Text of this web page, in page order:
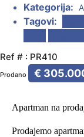
Kategorija:
Tagovi:
Ref # : PR410
Prodano €
Apartman na
Prodajemo